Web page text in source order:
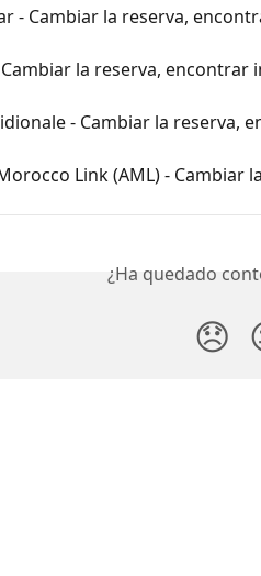
- Cambiar la reserva,
Cambiar la reserva, encontrar
- Cambiar la reserva,
Link (AML) - Cambiar
¿Ha quedado
😞